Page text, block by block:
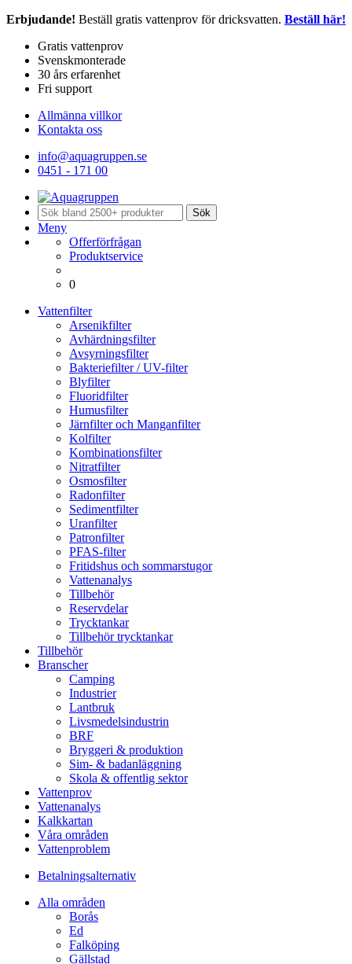
Erbjudande! Beställ gratis vattenprov för dricksvatten. Beställ här!
Gratis vattenprov
Svenskmonterade
30 års erfarenhet
Fri support
Allmänna villkor
Kontakta oss
info@aquagruppen.se
0451 - 171 00
Sök
Meny
Offerförfrågan
Produktservice
0
Vattenfilter
Arsenikfilter
Avhärdningsfilter
Avsyrningsfilter
Bakteriefilter / UV-filter
Blyfilter
Fluoridfilter
Humusfilter
Järnfilter och Manganfilter
Kolfilter
Kombinationsfilter
Nitratfilter
Osmosfilter
Radonfilter
Sedimentfilter
Uranfilter
Patronfilter
PFAS-filter
Fritidshus och sommarstugor
Vattenanalys
Tillbehör
Reservdelar
Trycktankar
Tillbehör trycktankar
Tillbehör
Branscher
Camping
Industrier
Lantbruk
Livsmedelsindustrin
BRF
Bryggeri & produktion
Sim- & badanläggning
Skola & offentlig sektor
Vattenprov
Vattenanalys
Kalkkartan
Våra områden
Vattenproblem
Betalningsalternativ
Alla områden
Borås
Ed
Falköping
Gällstad